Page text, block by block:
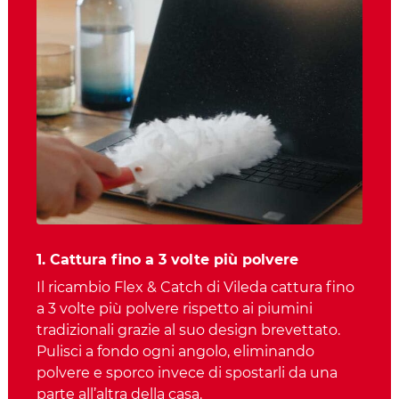
1. Cattura fino a 3 volte più polvere
Il ricambio Flex & Catch di Vileda cattura fino
a 3 volte più polvere rispetto ai piumini
tradizionali grazie al suo design brevettato.
Pulisci a fondo ogni angolo, eliminando
polvere e sporco invece di spostarli da una
parte all’altra della casa.